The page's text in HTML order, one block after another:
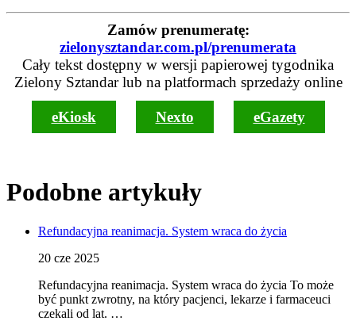
Zamów prenumeratę:
zielonysztandar.com.pl/prenumerata
Cały tekst dostępny w wersji papierowej tygodnika
Zielony Sztandar lub na platformach sprzedaży online
eKiosk Nexto eGazety
Podobne artykuły
Refundacyjna reanimacja. System wraca do życia
20 cze 2025
Refundacyjna reanimacja. System wraca do życia To może
być punkt zwrotny, na który pacjenci, lekarze i farmaceuci
czekali od lat. …